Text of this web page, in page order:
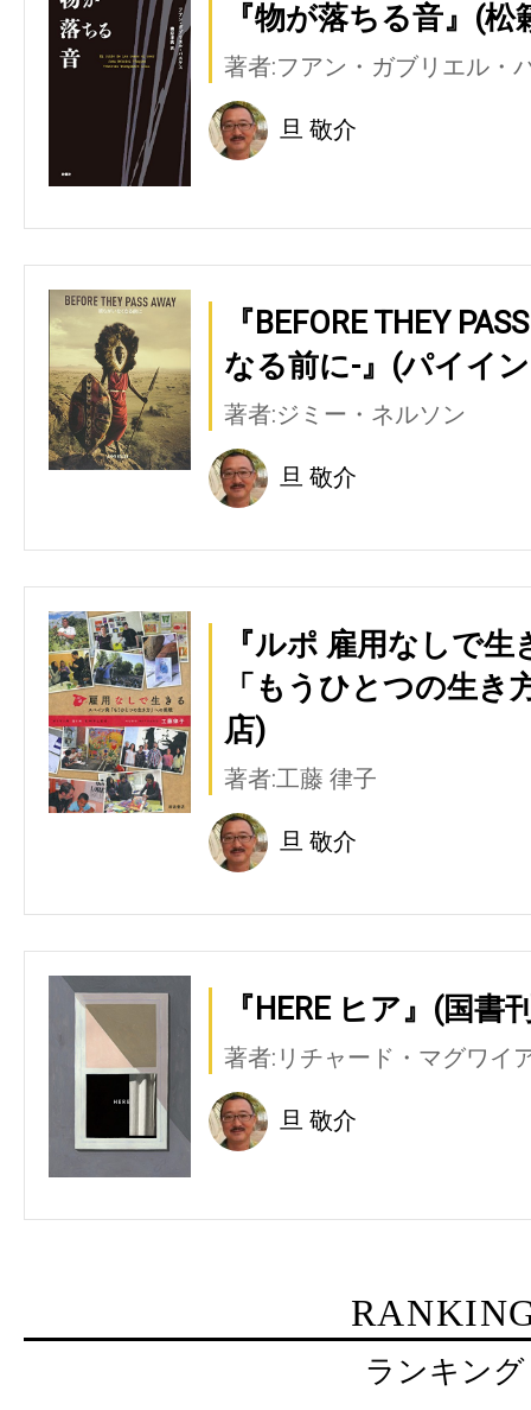
『物が落ちる音』(松
著者:フアン・ガブリエル・
旦 敬介
『BEFORE THEY
なる前に-』(パイイ
著者:ジミー・ネルソン
旦 敬介
『ルポ 雇用なしで
「もうひとつの生き
店)
著者:工藤 律子
旦 敬介
『HERE ヒア』(国書
著者:リチャード・マグワイ
旦 敬介
ランキング